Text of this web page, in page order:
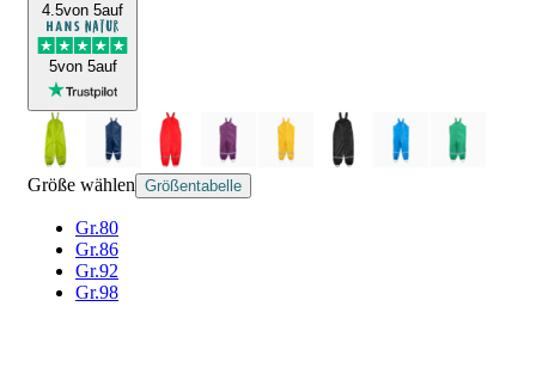
4.5von 5auf
5von 5auf
Größe wählen Größentabelle
Gr.80
Gr.86
Gr.92
Gr.98